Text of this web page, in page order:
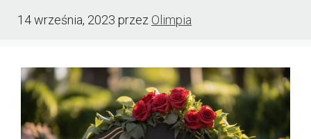
14 września, 2023 przez Olimpia